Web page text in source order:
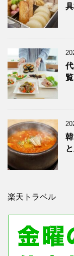
楽天トラベル